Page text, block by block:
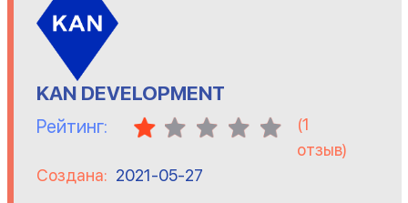
KAN DEVELOPMENT
Рейтинг: (1
отзыв)
Создана: 2021-05-27